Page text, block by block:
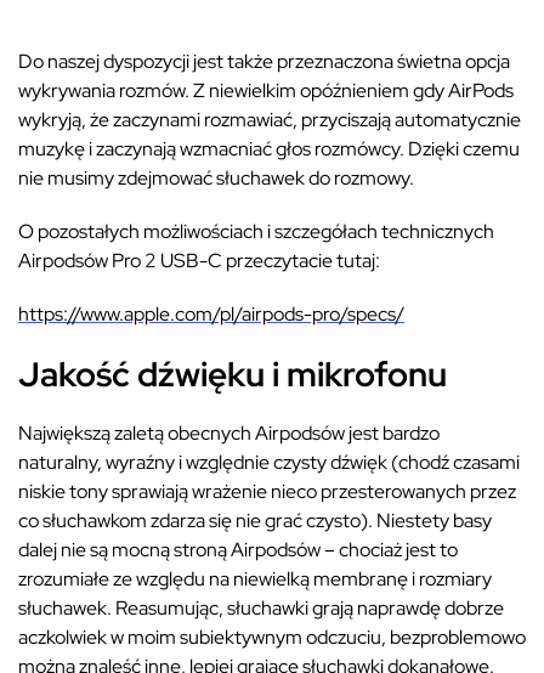
Do naszej dyspozycji jest także przeznaczona świetna opcja
wykrywania rozmów. Z niewielkim opóźnieniem gdy AirPods
wykryją, że zaczynami rozmawiać, przyciszają automatycznie
muzykę i zaczynają wzmacniać głos rozmówcy. Dzięki czemu
nie musimy zdejmować słuchawek do rozmowy.
O pozostałych możliwościach i szczegółach technicznych
Airpodsów Pro 2 USB-C przeczytacie tutaj:
https://www.apple.com/pl/airpods-pro/specs/
Jakość dźwięku i mikrofonu
Największą zaletą obecnych Airpodsów jest bardzo
naturalny, wyraźny i względnie czysty dźwięk (chodź czasami
niskie tony sprawiają wrażenie nieco przesterowanych przez
co słuchawkom zdarza się nie grać czysto). Niestety basy
dalej nie są mocną stroną Airpodsów – chociaż jest to
zrozumiałe ze względu na niewielką membranę i rozmiary
słuchawek. Reasumując, słuchawki grają naprawdę dobrze
aczkolwiek w moim subiektywnym odczuciu, bezproblemowo
można znaleść inne, lepiej grające słuchawki dokanałowe.